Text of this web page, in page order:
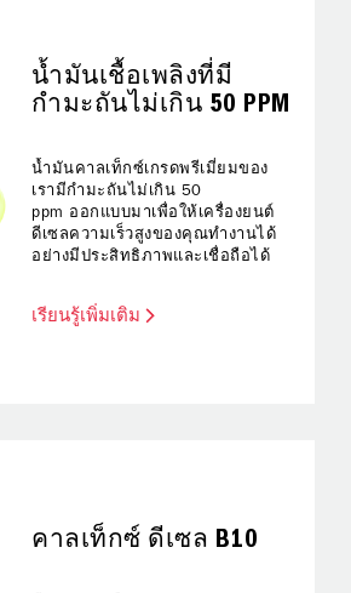
น้ำมันเชื้อเพลิงที่มี
กำมะถันไม่เกิน 50 PPM
น้ำมันคาลเท็กซ์เกรดพรีเมี่ยมของ
เรามีกำมะถันไม่เกิน 50
ppm ออกแบบมาเพื่อให้เครื่องยนต์
ดีเซลความเร็วสูงของคุณทำงานได้
อย่างมีประสิทธิภาพและเชื่อถือได้
เรียนรู้เพิ่มเติม
คาลเท็กซ์ ดีเซล B10